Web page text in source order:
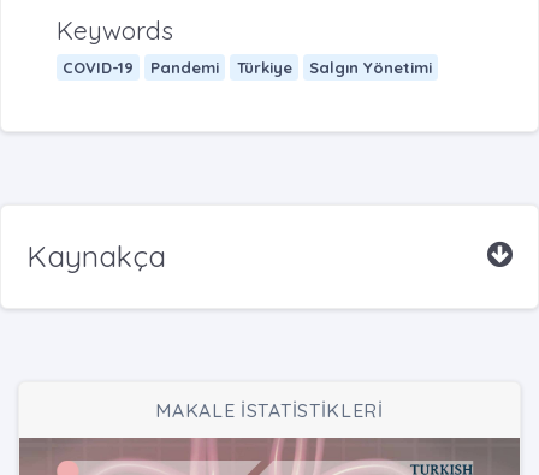
Keywords
COVID-19 Pandemi Türkiye Salgın Yönetimi
Kaynakça
MAKALE İSTATİSTİKLERİ